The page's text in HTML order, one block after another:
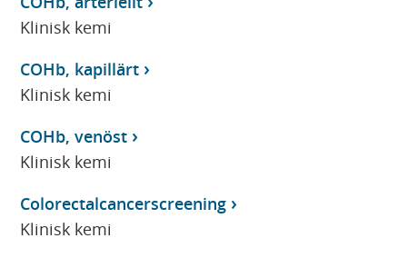
Klinisk kemi
COHb, kapillärt
Klinisk kemi
COHb, venöst
Klinisk kemi
Colorectalcancerscreening
Klinisk kemi